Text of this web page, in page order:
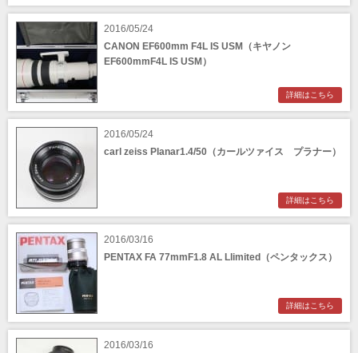
2016/05/24
CANON EF600mm F4L IS USM（キヤノン
EF600mmF4L IS USM）
詳細はこちら
2016/05/24
carl zeiss Planar1.4/50（カールツァイス プラナー）
詳細はこちら
2016/03/16
PENTAX FA 77mmF1.8 AL Llimited（ペンタックス）
詳細はこちら
2016/03/16